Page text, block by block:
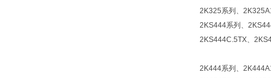
2K325系列、
2KS444系列、
2KS444C.5TX、
2K444系列、